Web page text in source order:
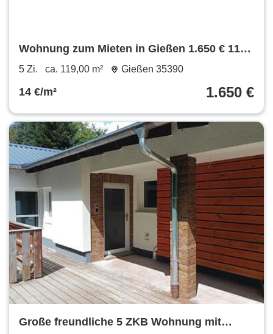
Wohnung zum Mieten in Gießen 1.650 € 119
m²
5 Zi. ca. 119,00 m² Gießen 35390
14 €/m² 1.650 €
Große freundliche 5 ZKB Wohnung mit